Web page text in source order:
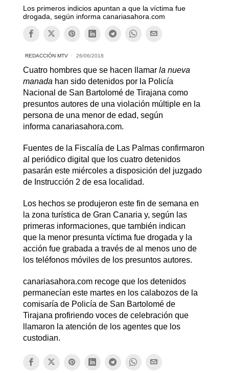
Los primeros indicios apuntan a que la víctima fue
drogada, según informa canariasahora.com
REDACCIÓN MTV 26/06/2018
Cuatro hombres que se hacen llamar la nueva
manada han sido detenidos por la Policía
Nacional de San Bartolomé de Tirajana como
presuntos autores de una violación múltiple en la
persona de una menor de edad, según
informa canariasahora.com.
Fuentes de la Fiscalía de Las Palmas confirmaron
al periódico digital que los cuatro detenidos
pasarán este miércoles a disposición del juzgado
de Instrucción 2 de esa localidad.
Los hechos se produjeron este fin de semana en
la zona turística de Gran Canaria y, según las
primeras informaciones, que también indican
que la menor presunta víctima fue drogada y la
acción fue grabada a través de al menos uno de
los teléfonos móviles de los presuntos autores.
canariasahora.com recoge que los detenidos
permanecían este martes en los calabozos de la
comisaría de Policía de San Bartolomé de
Tirajana profiriendo voces de celebración que
llamaron la atención de los agentes que los
custodian.